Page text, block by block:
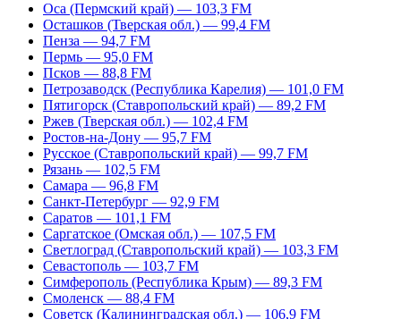
Оса (Пермский край) — 103,3 FM
Осташков (Тверская обл.) — 99,4 FM
Пенза — 94,7 FM
Пермь — 95,0 FM
Псков — 88,8 FM
Петрозаводск (Республика Карелия) — 101,0 FM
Пятигорск (Ставропольский край) — 89,2 FM
Ржев (Тверская обл.) — 102,4 FM
Ростов-на-Дону — 95,7 FM
Русское (Ставропольский край) — 99,7 FM
Рязань — 102,5 FM
Самара — 96,8 FM
Санкт-Петербург — 92,9 FM
Саратов — 101,1 FM
Саргатское (Омская обл.) — 107,5 FM
Светлоград (Ставропольский край) — 103,3 FM
Севастополь — 103,7 FM
Симферополь (Республика Крым) — 89,3 FM
Смоленск — 88,4 FM
Советск (Калининградская обл.) — 106,9 FM